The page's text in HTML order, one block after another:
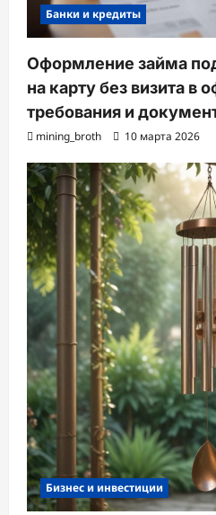
Банки и кредиты
Оформление займа
на карту без визита в
требования и
mining_broth 10 марта 2026
Бизнес и инвестиции